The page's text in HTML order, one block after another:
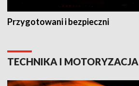
Przygotowani i bezpieczni
TECHNIKA I MOTORYZACJA